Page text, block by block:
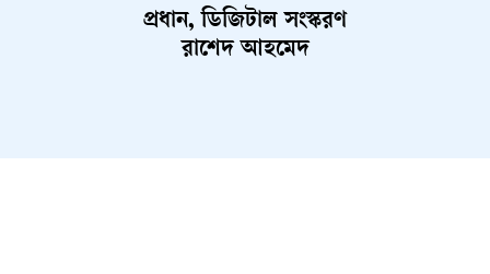
প্রধান, ডিজিটাল সংস্করণ
রাশেদ আহমেদ